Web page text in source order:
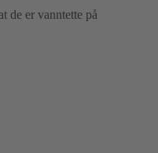
de er vanntette på